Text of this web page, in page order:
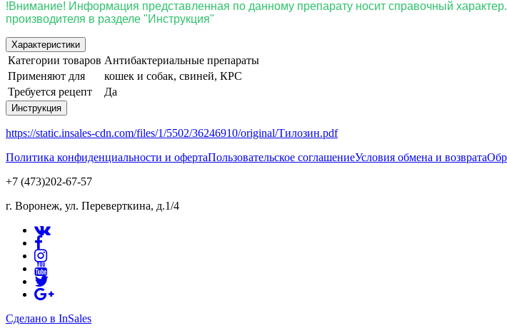
!Внимание! Информация представленная по данному препарату
производителя в разделе "Инструкция"
Характеристики
Категории товаров Антибактериальные препараты
Применяют для
кошек и собак, свиней, КРС
Требуется рецепт
Да
Инструкция
https://static.insales-cdn.com/files/1/5502/36246910/original/Тилозин.pdf
Политика конфиденциальности и офертаПользовательское соглашениеУсловия обмена и возврата
+7 (473)202-67-57
г. Воронеж, ул. Переверткина, д.1/4
Сделано в InSales